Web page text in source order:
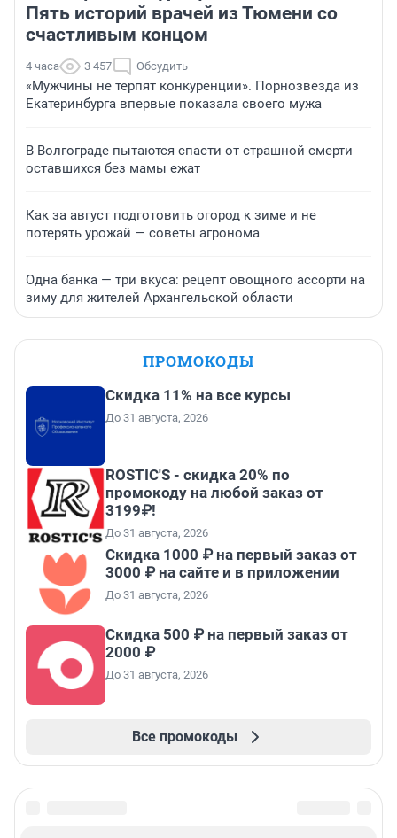
Пять историй врачей из Тюмени со
счастливым концом
4 часа 3 457 Обсудить
«Мужчины не терпят конкуренции». Порнозвезда из
Екатеринбурга впервые показала своего мужа
В Волгограде пытаются спасти от страшной смерти
оставшихся без мамы ежат
Как за август подготовить огород к зиме и не
потерять урожай — советы агронома
Одна банка — три вкуса: рецепт овощного ассорти на
зиму для жителей Архангельской области
ПРОМОКОДЫ
Скидка 11% на все курсы
До 31 августа, 2026
ROSTIC'S - скидка 20% по
промокоду на любой заказ от
3199₽!
До 31 августа, 2026
Скидка 1000 ₽ на первый заказ от
3000 ₽ на сайте и в приложении
До 31 августа, 2026
Скидка 500 ₽ на первый заказ от
2000 ₽
До 31 августа, 2026
Все промокоды